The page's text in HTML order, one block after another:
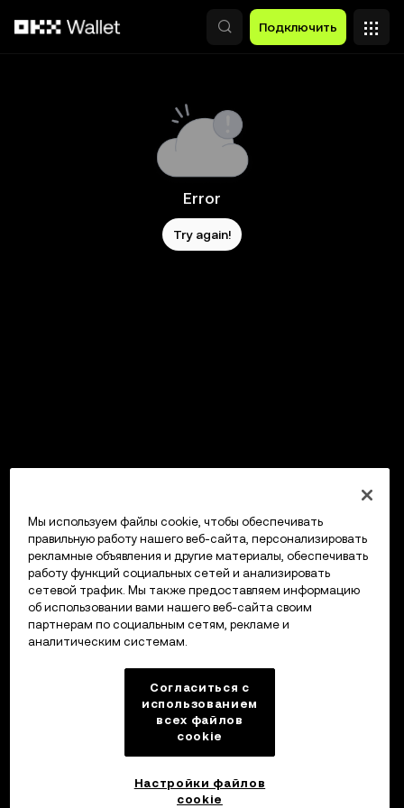
Подключить
Error
Try again!
Мы используем файлы cookie, чтобы обеспечивать
правильную работу нашего веб-сайта, персонализировать
рекламные объявления и другие материалы, обеспечивать
работу функций социальных сетей и анализировать
сетевой трафик. Мы также предоставляем информацию
об использовании вами нашего веб-сайта своим
партнерам по социальным сетям, рекламе и
аналитическим системам.
Согласиться с
использованием
всех файлов
cookie
Настройки файлов
cookie